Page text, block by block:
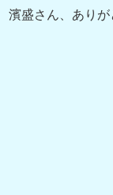
濱盛さん、ありが